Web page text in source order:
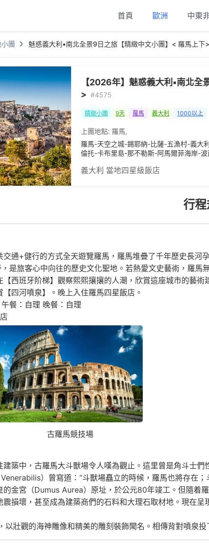
首頁 歐洲 中東
團 魅惑義大利▪南北全景9日之旅【精緻中文小團】< 羅馬上下>
【2026年】魅惑義大利▪南北
> #4575
精緻小團 9天 羅馬 義大利 1000以上
上團地點: 羅馬,
羅馬-天空之城-錫耶納-比薩-五漁村-義大
倫托-卡布里島-那不勒斯-阿馬爾菲海岸-
義大利 當地四星級飯店
行程
交通+健行的方式全天遊覽羅馬，羅馬堆疊了千年歷史長
，是旅客心中向往的歷史文化聖地。若熱愛文史藝術，羅
【西班牙阶梯】觀察熙熙攘攘的人潮，欣賞這座城市的藝
四河噴泉】。晚上入住羅馬四星飯店。
餐：自理 晚餐：自理
古羅馬競技場
建築中，古羅馬大斗獸場令人嘆為觀止。這里曾是角斗士
）曾寫道：“斗獸場矗立的時候，羅馬也將存在
的金宮（Dumus Aurea）原址，於公元80年竣工。但隨着
震損壞，甚至成為建築商們的石料和大理石取材地。現在
以壯觀的海神雕像和精美的雕刻裝飾聞名。相傳背對噴泉